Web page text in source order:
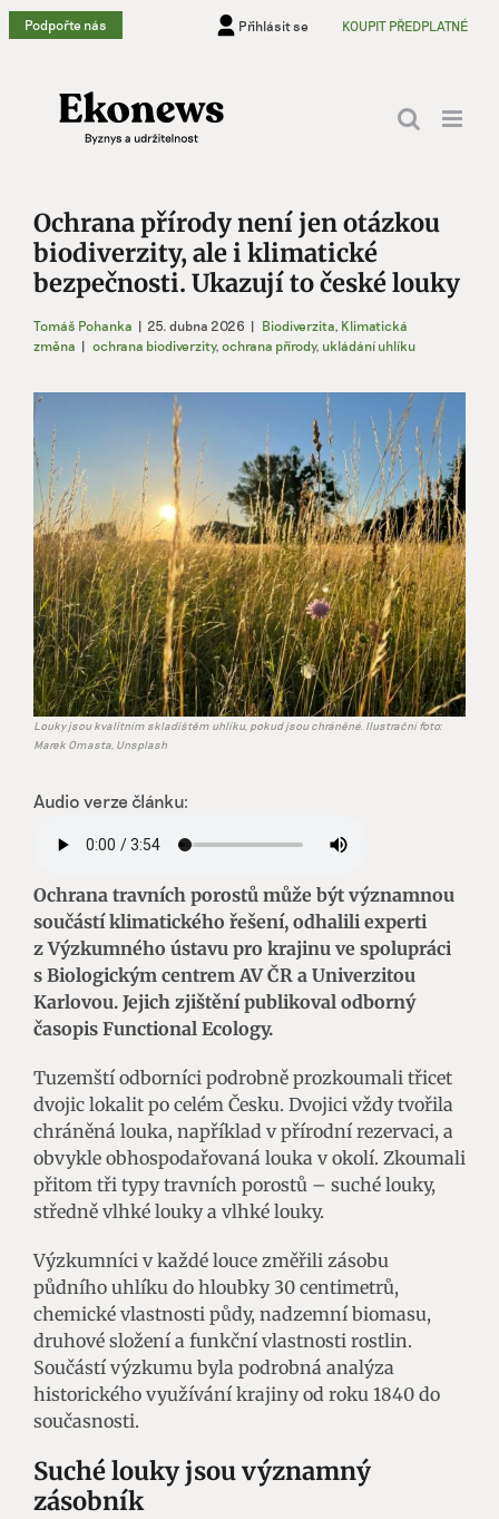
Přeskočit
na
Podpořte nás Přihlásit se KOUPIT PŘEDPLATNÉ
Ochrana přírody není jen otázkou
biodiverzity, ale i klimatické
bezpečnosti. Ukazují to české louky
Tomáš Pohanka | 25. dubna 2026 | Biodiverzita, Klimatická
změna | ochrana biodiverzity, ochrana přírody, ukládání uhlíku
Zobrazit
větší
obrázek
Louky jsou kvalitním skladištěm uhlíku, pokud jsou chráněné. Ilustrační foto:
Marek Omasta, Unsplash
Audio verze článku:
Ochrana travních porostů může být významnou
součástí klimatického řešení, odhalili experti
z Výzkumného ústavu pro krajinu ve spolupráci
s Biologickým centrem AV ČR a Univerzitou
Karlovou. Jejich zjištění publikoval odborný
časopis Functional Ecology.
Tuzemští odborníci podrobně prozkoumali třicet
dvojic lokalit po celém Česku. Dvojici vždy tvořila
chráněná louka, například v přírodní rezervaci, a
obvykle obhospodařovaná louka v okolí. Zkoumali
přitom tři typy travních porostů – suché louky,
středně vlhké louky a vlhké louky.
Výzkumníci v každé louce změřili zásobu
půdního uhlíku do hloubky 30 centimetrů,
chemické vlastnosti půdy, nadzemní biomasu,
druhové složení a funkční vlastnosti rostlin.
Součástí výzkumu byla podrobná analýza
historického využívání krajiny od roku 1840 do
současnosti.
Suché louky jsou významný
zásobník